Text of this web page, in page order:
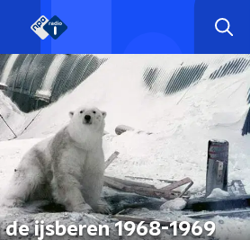
de ijsberen 1968-1969